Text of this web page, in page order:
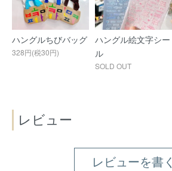
ハングルちびバッグ
328円(税30円)
ハングル絵文字シー
ル
SOLD OUT
レビュー
レビューを書く